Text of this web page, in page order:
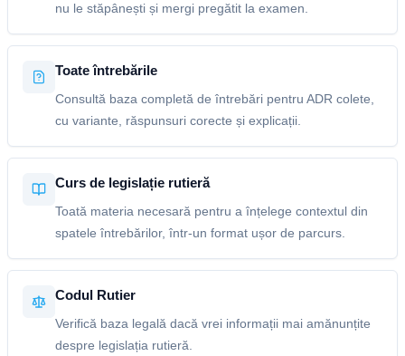
nu le stăpânești și mergi pregătit la examen.
Toate întrebările
Consultă baza completă de întrebări pentru ADR colete,
cu variante, răspunsuri corecte și explicații.
Curs de legislație rutieră
Toată materia necesară pentru a înțelege contextul din
spatele întrebărilor, într-un format ușor de parcurs.
Codul Rutier
Verifică baza legală dacă vrei informații mai amănunțite
despre legislația rutieră.